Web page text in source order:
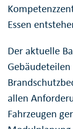
Essen
Der aktuelle
allen
Fahrzeugen